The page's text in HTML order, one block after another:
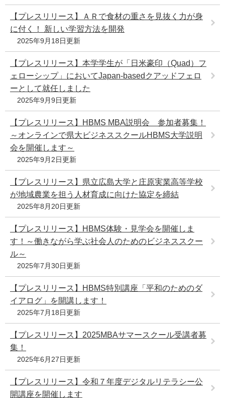
【プレスリリース】ＡＲで食材の重さを見抜く力が身
に付く！ 新しい学習方法を開発
2025年9月18日更新
【プレスリリース】本学学生が「日米豪印（Quad）フ
ェローシップ」においてJapan-basedクアッドフェロ
ーとして就任しました
2025年9月9日更新
【プレスリリース】HBMS MBA説明会 参加者募集！
～オンラインで県大ビジネススクールHBMS大学説明
会を開催します～
2025年9月2日更新
【プレスリリース】県立広島大学と庄原実業高等学校
が地域農業を担う人材育成に向けた協定を締結
2025年8月20日更新
【プレスリリース】HBMS体験・見学会を開催しま
す！～働きながら学ぶ社会人のためのビジネススクー
ル～
2025年7月30日更新
【プレスリリース】HBMS特別講座「平和のためのダ
イアログ」を開講します！
2025年7月18日更新
【プレスリリース】2025MBAサマースクール受講者募
集！
2025年6月27日更新
【プレスリリース】令和７年度デジタルリテラシー公
開講座を開催します